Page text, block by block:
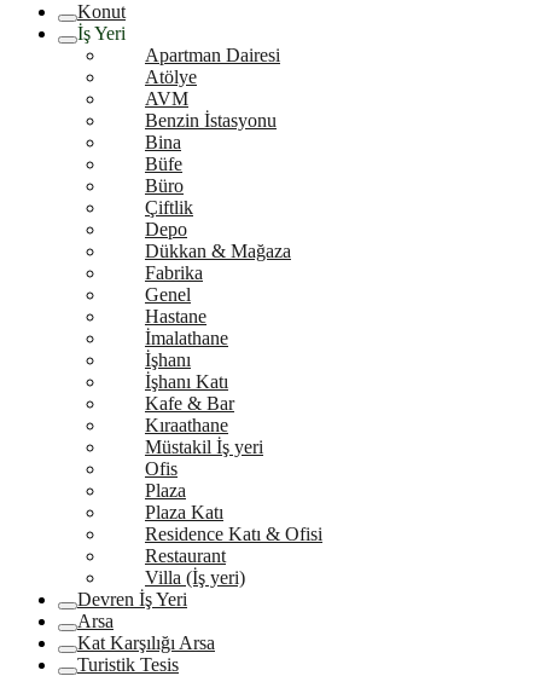
Konut
İş Yeri
Apartman Dairesi
Atölye
AVM
Benzin İstasyonu
Bina
Büfe
Büro
Çiftlik
Depo
Dükkan & Mağaza
Fabrika
Genel
Hastane
İmalathane
İşhanı
İşhanı Katı
Kafe & Bar
Kıraathane
Müstakil İş yeri
Ofis
Plaza
Plaza Katı
Residence Katı & Ofisi
Restaurant
Villa (İş yeri)
Devren İş Yeri
Arsa
Kat Karşılığı Arsa
Turistik Tesis